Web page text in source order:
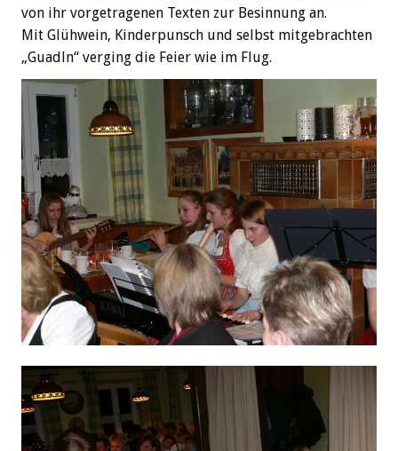
von ihr vorgetragenen Texten zur Besinnung an.
Mit Glühwein, Kinderpunsch und selbst mitgebrachten
„Guadln“ verging die Feier wie im Flug.